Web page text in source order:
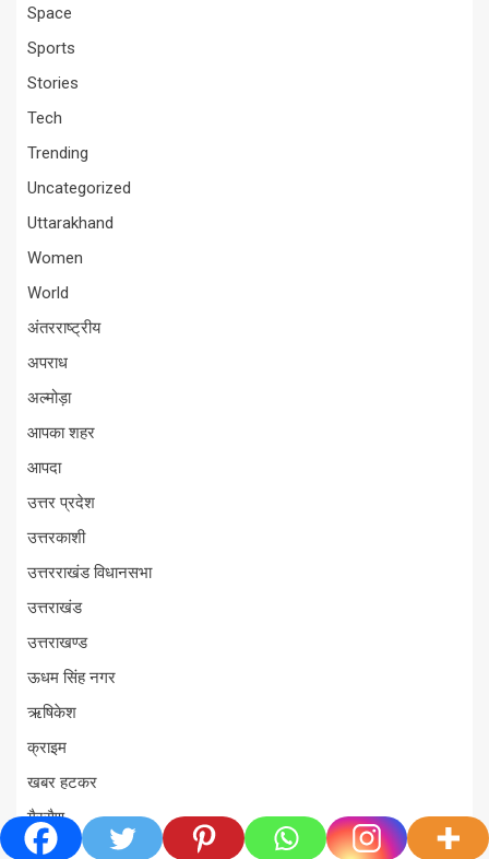
Space
Sports
Stories
Tech
Trending
Uncategorized
Uttarakhand
Women
World
अंतरराष्ट्रीय
अपराध
अल्मोड़ा
आपका शहर
आपदा
उत्तर प्रदेश
उत्तरकाशी
उत्तरराखंड विधानसभा
उत्तराखंड
उत्तराखण्ड
ऊधम सिंह नगर
ऋषिकेश
क्राइम
खबर हटकर
गैरसैण
चमोली